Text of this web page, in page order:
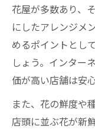
花屋が多数あり、
にしたアレンジメ
めるポイントとし
しょう。インター
価が高い店舗は安
また、花の鮮度や
店頭に並ぶ花が新